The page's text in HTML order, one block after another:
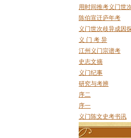
用时间推考义门世
陈伯宣迁庐年考
义门世次歧异成因
义 门 考 异
江州义门宗谱考
史志文摘
义门纪事
研究与考辨
序二
序一
义门陈文史考书讯